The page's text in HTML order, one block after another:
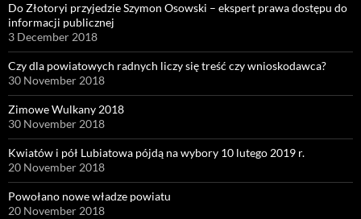
Do Złotoryi przyjedzie Szymon Osowski – ekspert prawa dostępu do
informacji publicznej
3 December 2018
Czy dla powiatowych radnych liczy się treść czy wnioskodawca?
30 November 2018
Zimowe Wulkany 2018
30 November 2018
Kwiatów i pół Lubiatowa pójdą na wybory 10 lutego 2019 r.
20 November 2018
Powołano nowe władze powiatu
20 November 2018